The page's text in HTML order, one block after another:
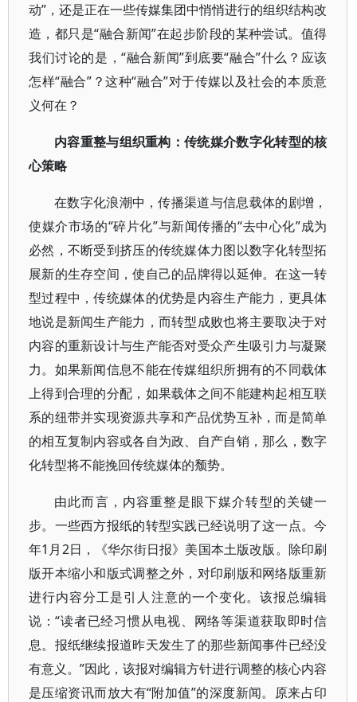
动”，还是正在一些传媒集团中悄悄进行的组织结构改
造，都只是“融合新闻”在起步阶段的某种尝试。值得
我们讨论的是，“融合新闻”到底要“融合”什么？应该
怎样“融合”？这种“融合”对于传媒以及社会的本质意
义何在？
内容重整与组织重构：传统媒介数字化转型的核
心策略
在数字化浪潮中，传播渠道与信息载体的剧增，
使媒介市场的“碎片化”与新闻传播的“去中心化”成为
必然，不断受到挤压的传统媒体力图以数字化转型拓
展新的生存空间，使自己的品牌得以延伸。在这一转
型过程中，传统媒体的优势是内容生产能力，更具体
地说是新闻生产能力，而转型成败也将主要取决于对
内容的重新设计与生产能否对受众产生吸引力与凝聚
力。如果新闻信息不能在传媒组织所拥有的不同载体
上得到合理的分配，如果载体之间不能建构起相互联
系的纽带并实现资源共享和产品优势互补，而是简单
的相互复制内容或各自为政、自产自销，那么，数字
化转型将不能挽回传统媒体的颓势。
由此而言，内容重整是眼下媒介转型的关键一
步。一些西方报纸的转型实践已经说明了这一点。今
年1月2日，《华尔街日报》美国本土版改版。除印刷
版开本缩小和版式调整之外，对印刷版和网络版重新
进行内容分工是引人注意的一个变化。该报总编辑
说：“读者已经习惯从电视、网络等渠道获取即时信
息。报纸继续报道昨天发生了的那些新闻事件已经没
有意义。”因此，该报对编辑方针进行调整的核心内容
是压缩资讯而放大有“附加值”的深度新闻。原来占印